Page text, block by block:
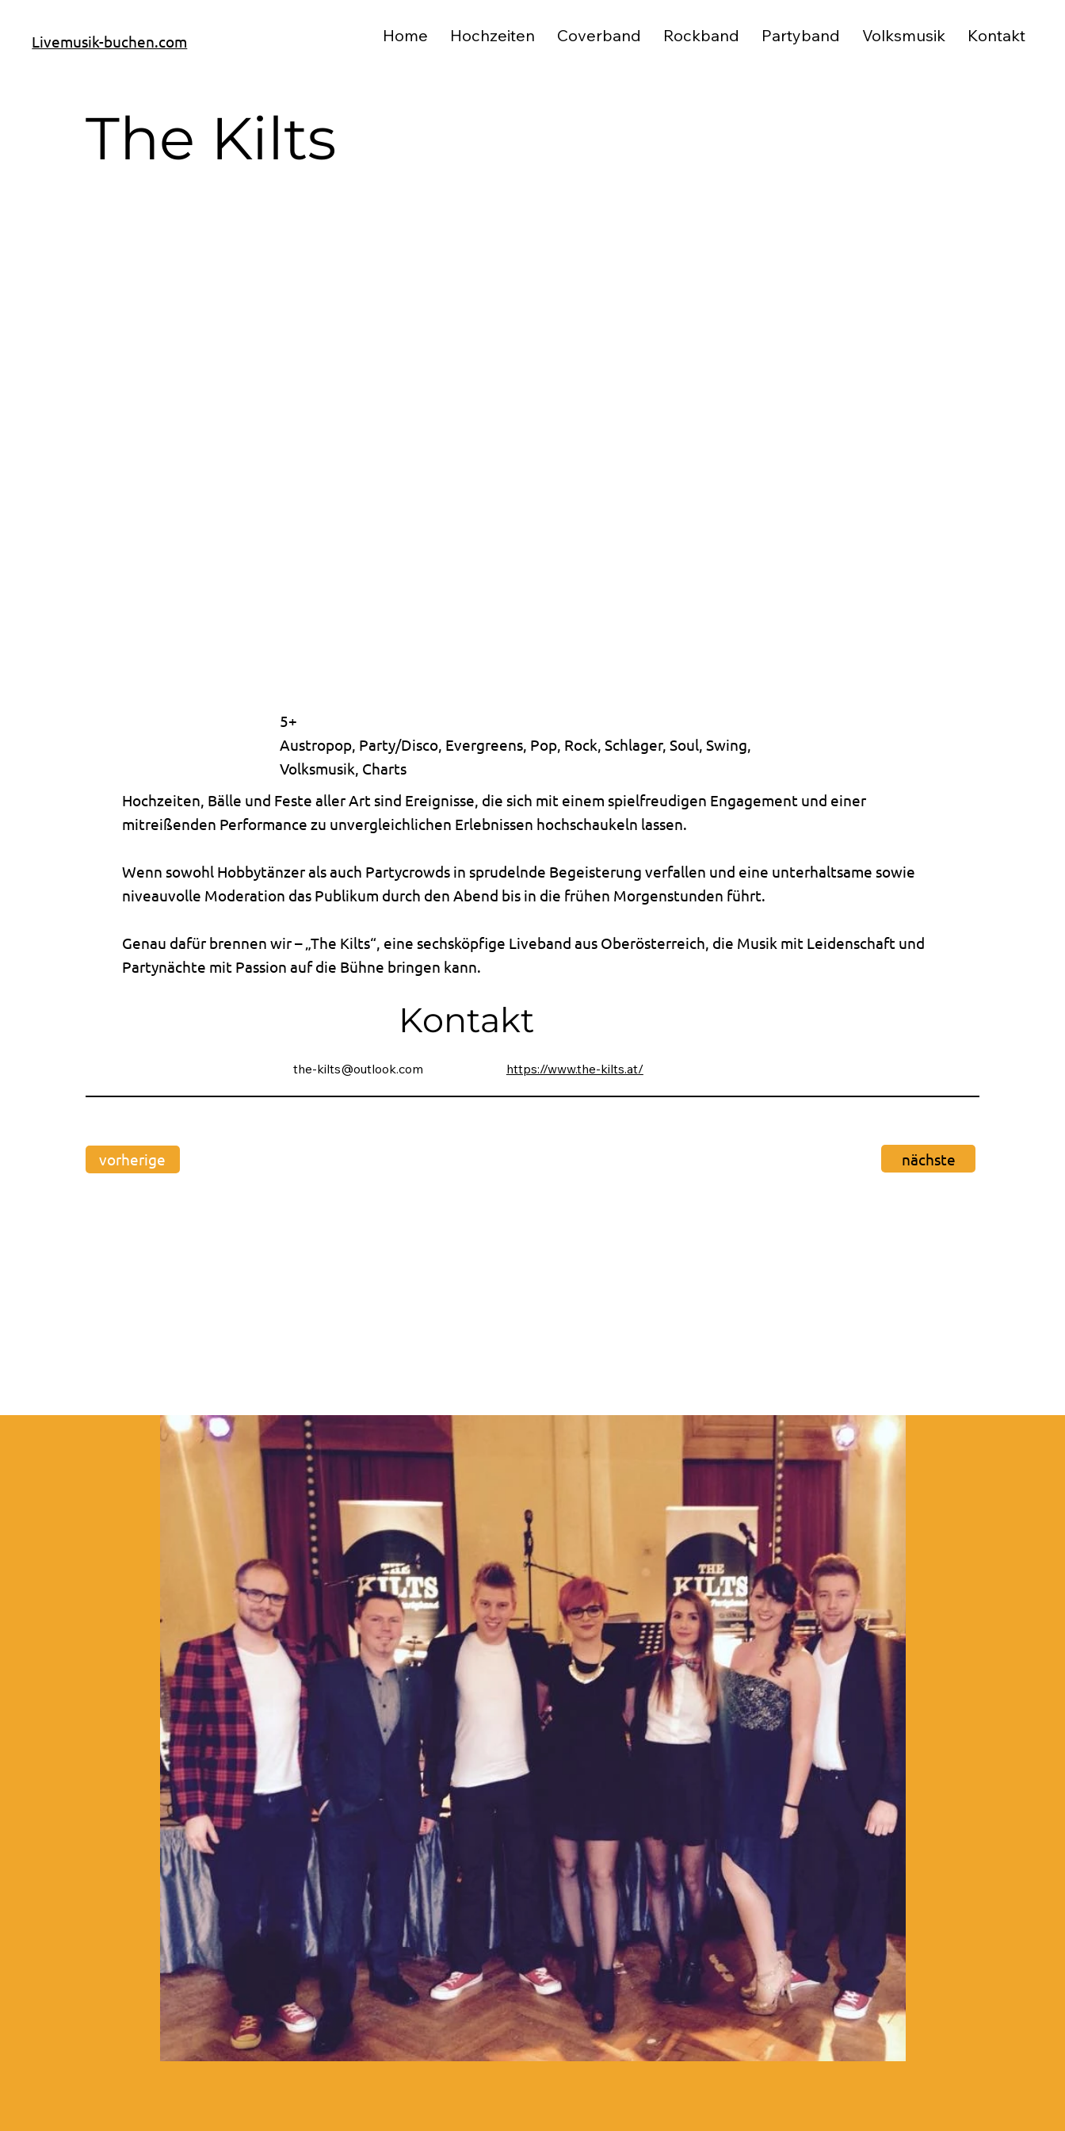
Livemusik-buchen.com Home Hochzeiten Coverband Rockband Partyband Volksmusik Kontakt
The Kilts
5+
Austropop, Party/Disco, Evergreens, Pop, Rock, Schlager, Soul, Swing,
Volksmusik, Charts
Hochzeiten, Bälle und Feste aller Art sind Ereignisse, die sich mit einem spielfreudigen Engagement und einer
mitreißenden Performance zu unvergleichlichen Erlebnissen hochschaukeln lassen.
Wenn sowohl Hobbytänzer als auch Partycrowds in sprudelnde Begeisterung verfallen und eine unterhaltsame sowie
niveauvolle Moderation das Publikum durch den Abend bis in die frühen Morgenstunden führt.
Genau dafür brennen wir – „The Kilts“, eine sechsköpfige Liveband aus Oberösterreich, die Musik mit Leidenschaft und
Partynächte mit Passion auf die Bühne bringen kann.
Kontakt
the-kilts@outlook.com https://www.the-kilts.at/
vorherige nächste